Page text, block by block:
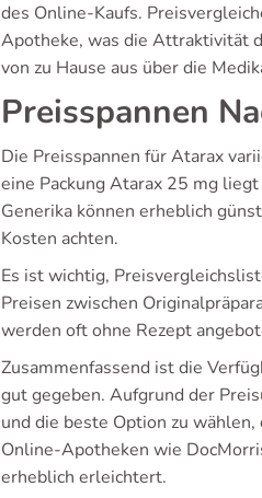
des Online-Kaufs.
Apotheke, was die Attraktivität
von zu Hause aus über die
Preisspannen
Die Preisspannen für Atarax
eine Packung Atarax 25 mg
Generika können erheblich
Kosten achten.
Es ist wichtig,
Preisen zwischen
werden oft ohne Rezept
Zusammenfassend ist die
gut gegeben. Aufgrund der
und die beste Option zu
Online-Apotheken wie
erheblich erleichtert.